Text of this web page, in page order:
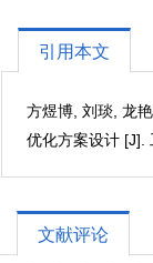
引用本文
方煜博, 刘琰, 龙
优化方案设计 [J].
文献评论